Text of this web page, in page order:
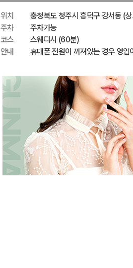
위치
충청북도 청주시 흥덕구 강서동 (
주차
주차가능
코스
스웨디시 (60분)
안내
휴대폰 전원이 꺼져있는 경우 영